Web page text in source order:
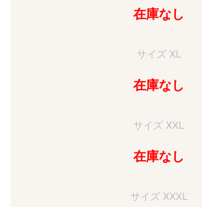
在庫なし
サイズ XL
在庫なし
サイズ XXL
在庫なし
サイズ XXXL